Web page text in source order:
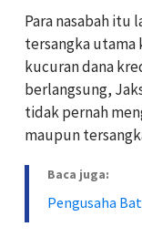
Para nasabah itu
tersangka utama
kucuran dana
berlangsung,
tidak pernah
maupun
Baca juga:
Pengusaha